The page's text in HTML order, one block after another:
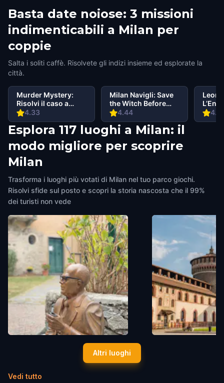
Basta date noiose: 3 missioni
indimenticabili a Milan per
coppie
Salta i soliti caffè. Risolvete gli indizi insieme ed esplorate la
città.
4.33
Murder Mystery:
Risolvi il caso a
Centro Storico
Milan
4.44
Milan Navigli: Save
the Witch Before
Midnight
Esplora 117 luoghi a Milan: il
modo migliore per scoprire
Milan
Trasforma i luoghi più votati di Milan nel tuo parco giochi.
Risolvi sfide sul posto e scopri la storia nascosta che il 99%
dei turisti non vede
Monumento a Sandro PertiniAltri luoghi
Vedi tutto